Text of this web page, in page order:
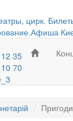
35
70